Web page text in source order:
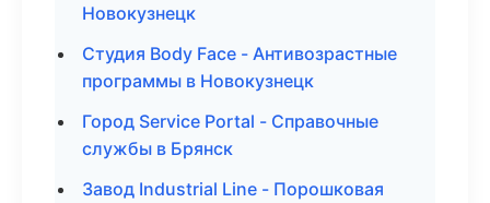
Новокузнецк
Студия Body Face - Антивозрастные
программы в Новокузнецк
Город Service Portal - Справочные
службы в Брянск
Завод Industrial Line - Порошковая